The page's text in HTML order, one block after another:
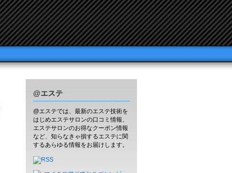
@エステ
@エステでは、最新のエステ技術を
はじめエステサロンの口コミ情報、
エステサロンのお得なクーポン情報
など、知らなきゃ損するエステに関
するあらゆる情報をお届けします。